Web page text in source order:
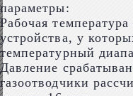
параметры:
Рабочая
устройства, у
температурный
Давление
газоотводчики